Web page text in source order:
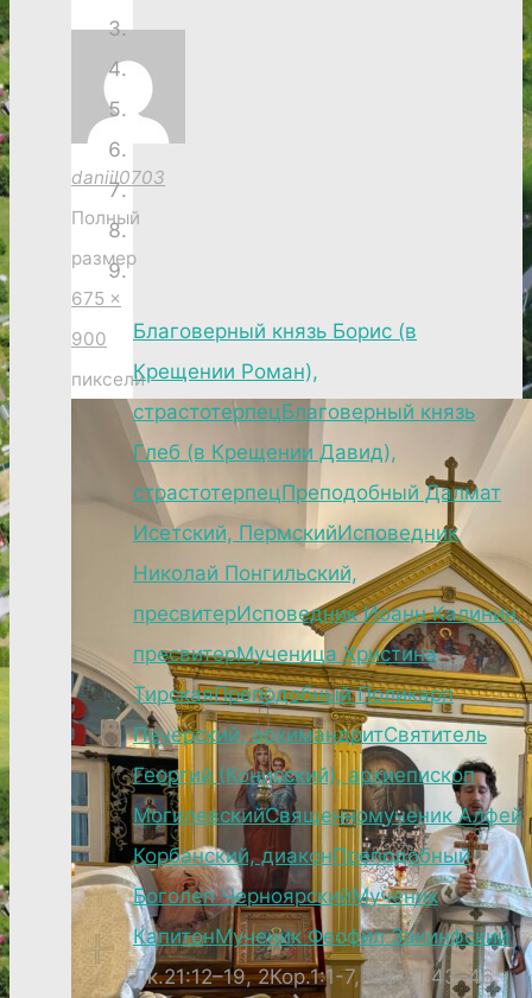
daniil0703
Полный
размер
675 ×
900
пиксели
Благоверный князь Борис (в
Крещении Роман),
страстотерпецБлаговерный князь
Глеб (в Крещении Давид),
страстотерпецПреподобный Далмат
Исетский, ПермскийИсповедник
Николай Понгильский,
пресвитерИсповедник Иоанн Калинин,
пресвитерМученица Христина
ТирскаяПреподобный Поликарп
Печерский, архимандритСвятитель
Георгий (Конисский), архиепископ
МогилевскийСвященномученик Алфей
Корбанский, диаконПреподобный
Боголеп ЧерноярскийМученик
КапитонМученик Феофил Закинфский
Лк.21:12–19, 2Кор.1:1-7, Мф.21:43–46,